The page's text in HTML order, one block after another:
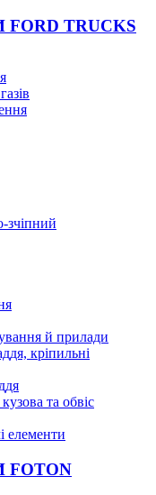
TRUCKS
зчіпний
й прилади
кріпильні
та обвіс
елементи